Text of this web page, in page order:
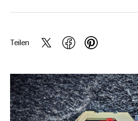
Teilen